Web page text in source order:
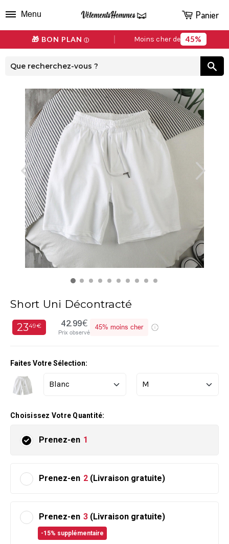
🎁 BON PLAN ⓘ Moins cher de 45%
Menu Panier
Short Uni Décontracté
2349€ 42.99€
Prix observé
45% moins cher
Faites Votre Sélection:
Choisissez Votre Quantité:
Prenez-en 1
Prenez-en 2 (Livraison gratuite)
Prenez-en 3 (Livraison gratuite)
-15% supplémentaire